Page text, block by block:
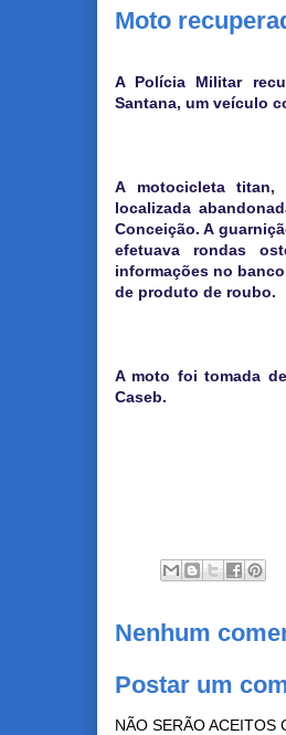
Moto
A Polícia Militar
Santana, um veículo
A motocicleta titan,
localizada
Conceição. A
efetuava rondas
informações no
de produto de roubo.
A moto foi tomada
Caseb.
Nenhum
Postar um
NÃO SERÃO ACEITOS